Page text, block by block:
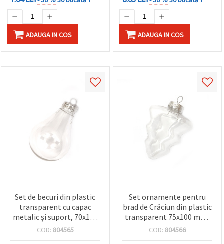
ADAUGA IN COS ADAUGA IN COS
Set de becuri din plastic
transparent cu capac
metalic și suport, 70x115
mm
COD: 804565
Set ornamente pentru
brad de Crăciun din plastic
transparent 75x100 mm,
cu capac metalic și
COD: 804566